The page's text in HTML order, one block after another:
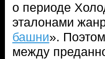
о периоде
эталонами
башни».
между